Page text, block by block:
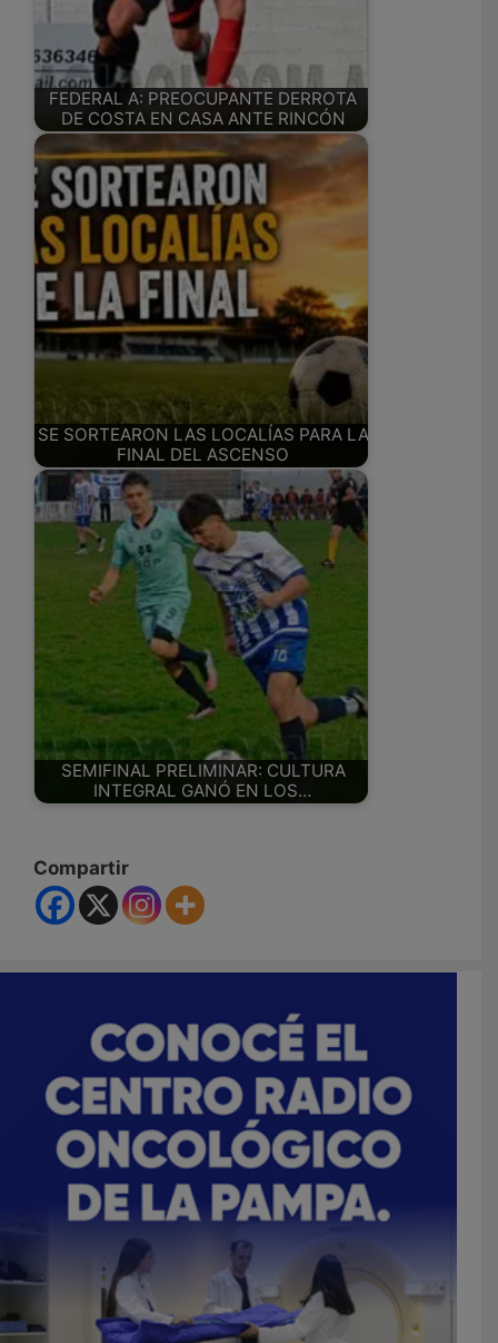
FEDERAL A: PREOCUPANTE DERROTA
DE COSTA EN CASA ANTE RINCÓN
SE SORTEARON LAS LOCALÍAS PARA LA
FINAL DEL ASCENSO
SEMIFINAL PRELIMINAR: CULTURA
INTEGRAL GANÓ EN LOS…
Compartir